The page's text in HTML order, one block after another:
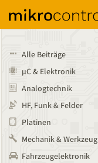
Alle Beiträge
µC & Elektronik
Analogtechnik
HF, Funk & Felder
Platinen
Mechanik & Werkzeug
Fahrzeugelektronik